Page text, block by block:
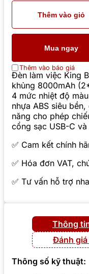
Thêm vào giỏ
Mua ngay
Thêm vào báo giá
Đèn làm việc King
khủng 8000mAh
4 mức nhiệt độ
nhựa ABS siêu
năng cho phép
cổng sạc USB-C
✅ Cam kết chính
✅ Hóa đơn VAT,
✅ Tư vấn hỗ trợ
Thông
Đánh
Thông số kỹ thuật: